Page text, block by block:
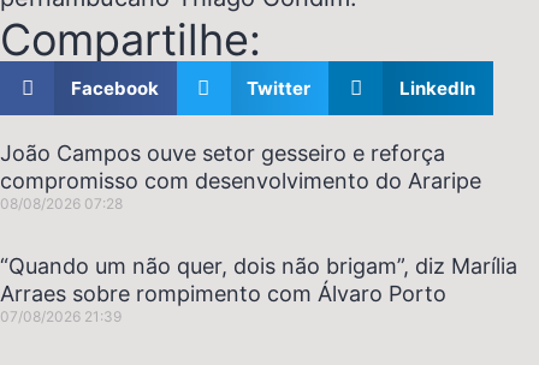
Compartilhe:
Facebook Twitter LinkedIn
João Campos ouve setor gesseiro e reforça
compromisso com desenvolvimento do Araripe
08/08/2026 07:28
“Quando um não quer, dois não brigam”, diz Marília
Arraes sobre rompimento com Álvaro Porto
07/08/2026 21:39